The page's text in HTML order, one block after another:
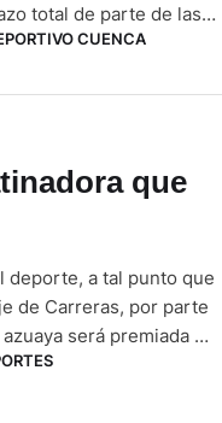
total de parte de las
actual por la
CUENCA
que
deporte, a tal punto que
de Carreras, por parte
será premiada en
suspendida